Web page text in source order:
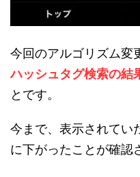
今回のアルゴリズム変
ハッシュタグ検索の結
とです。
今まで、表示されてい
に下がったことが確認